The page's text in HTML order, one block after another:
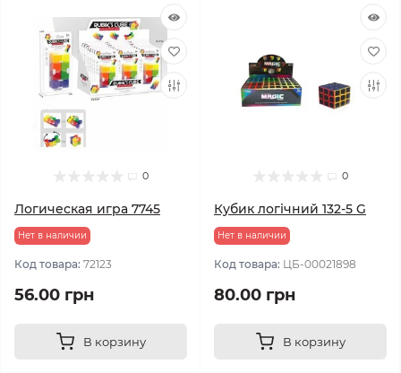
0
Логическая игра 7745
Нет в наличии
Код товара: 72123
56.00 грн
В корзину
0
Кубик логічний 132-5 G
Нет в наличии
Код товара: ЦБ-00021898
80.00 грн
В корзину